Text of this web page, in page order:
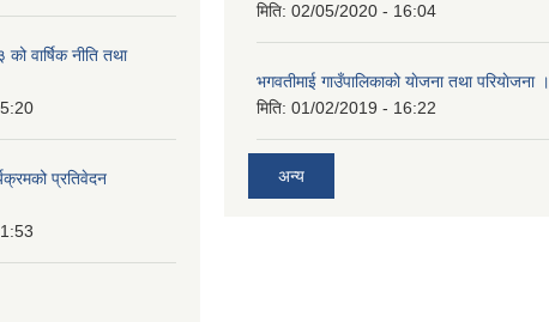
वार्षिक नीति तथा
प्रतिवेदन
मिति: 02/05/2020 - 16:04
भगवतीमाई गाउँपालिकाको याेजना तथा परियाेजना ।
मिति: 01/02/2019 - 16:22
अन्य